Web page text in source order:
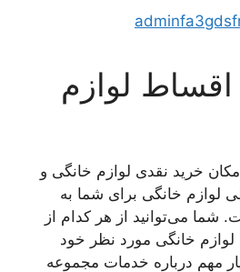
اقساط لوازم
خرید نقدی لوازم خانگی و
لوازم خانگی برای شما به
می‌توانید از هر کدام از
خانگی مورد نظر خود
مهم درباره خدمات مجموعه